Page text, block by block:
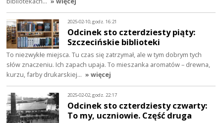
2025-02-10, godz. 16:21
Odcinek sto czterdziesty piąty:
Szczecińskie biblioteki
To niezwykłe miejsca. Tu czas się zatrzymał, ale w tym dobrym tych
słów znaczeniu. Ich zapach upaja. To mieszanka aromatów – drewna,
kurzu, farby drukarskiej… » więcej
2025-02-02, godz. 22:17
Odcinek sto czterdziesty czwarty:
To my, uczniowie. Część druga